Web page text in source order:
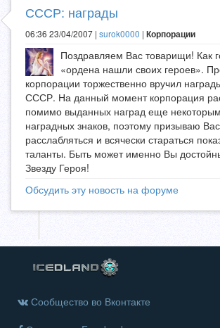
СССР: награды
06:36 23/04/2007 | surok0000 | Корпорации
Поздравляем Вас товарищи! Как
«ордена нашли своих героев».
корпорации торжественно вручил
СССР. На данный момент корпорация
помимо выданных наград еще
наградных знаков, поэтому призываю
расслабляться и всячески стараться
таланты. Быть может именно Вы
Звезду Героя!
Обсудить эту новость на форуме
Сообщество во Вконтакте